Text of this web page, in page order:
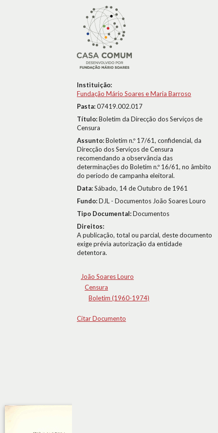
Instituição:
Fundação Mário Soares e Maria Barroso
Pasta:07419.002.017
Título:Boletim da Direcção dos Serviços de
Censura
Assunto:Boletim n.º 17/61, confidencial, da
Direcção dos Serviços de Censura
recomendando a observância das
determinações do Boletim n.º 16/61, no âmbito
do período de campanha eleitoral.
Data:Sábado, 14 de Outubro de 1961
Fundo:DJL - Documentos João Soares Louro
Tipo Documental:Documentos
Direitos:
A publicação, total ou parcial, deste documento
exige prévia autorização da entidade
detentora.
João Soares Louro
Censura
Boletim (1960-1974)
Citar Documento